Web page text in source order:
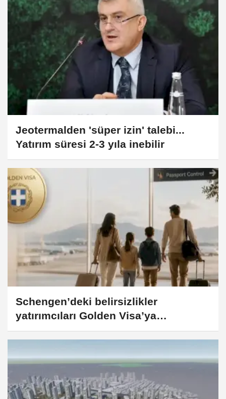
Jeotermalden 'süper izin' talebi...
Yatırım süresi 2-3 yıla inebilir
Schengen’deki belirsizlikler
yatırımcıları Golden Visa’ya
yöneltiyor